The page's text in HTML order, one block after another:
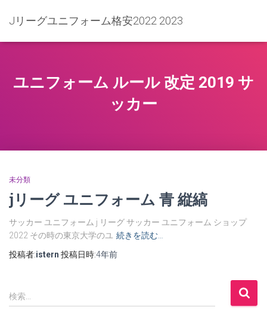
Jリーグユニフォーム格安2022 2023
ユニフォーム ルール 改定 2019 サ
ッカー
未分類
jリーグ ユニフォーム 青 縦縞
サッカー ユニフォーム j リーグ サッカー ユニフォーム ショップ
2022 その時の東京大学のユ 続きを読む…
投稿者:istern 投稿日時:4年前
検
索
検索…